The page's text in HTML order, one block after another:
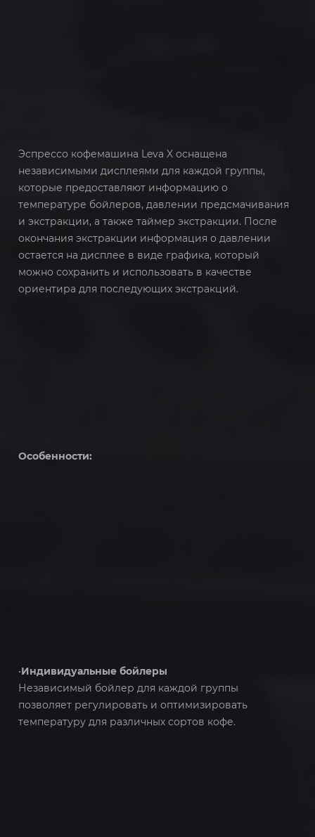
Эспрессо кофемашина Leva X оснащена
независимыми дисплеями для каждой группы,
которые предоставляют информацию о
температуре бойлеров, давлении предсмачивания
и экстракции, а также таймер экстракции. После
окончания экстракции информация о давлении
остается на дисплее в виде графика, который
можно сохранить и использовать в качестве
ориентира для последующих экстракций.
Особенности:
•Индивидуальные бойлеры
Независимый бойлер для каждой группы
позволяет регулировать и оптимизировать
температуру для различных сортов кофе.